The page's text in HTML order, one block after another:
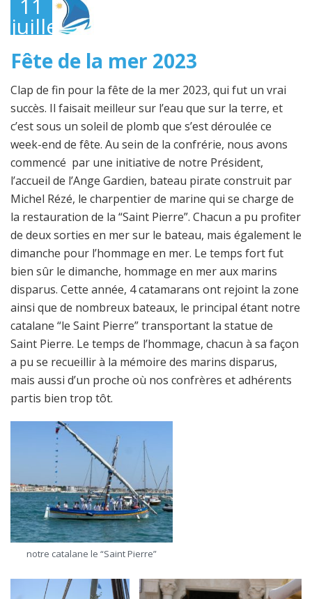
juillet
2023
Fête de la mer 2023
Clap de fin pour la fête de la mer 2023, qui fut un vrai
succès. Il faisait meilleur sur l’eau que sur la terre, et
c’est sous un soleil de plomb que s’est déroulée ce
week-end de fête. Au sein de la confrérie, nous avons
commencé par une initiative de notre Président,
l’accueil de l’Ange Gardien, bateau pirate construit par
Michel Rézé, le charpentier de marine qui se charge de
la restauration de la “Saint Pierre”. Chacun a pu profiter
de deux sorties en mer sur le bateau, mais également le
dimanche pour l’hommage en mer. Le temps fort fut
bien sûr le dimanche, hommage en mer aux marins
disparus. Cette année, 4 catamarans ont rejoint la zone
ainsi que de nombreux bateaux, le principal étant notre
catalane “le Saint Pierre” transportant la statue de
Saint Pierre. Le temps de l’hommage, chacun à sa façon
a pu se recueillir à la mémoire des marins disparus,
mais aussi d’un proche où nos confrères et adhérents
partis bien trop tôt.
notre catalane le “Saint Pierre”